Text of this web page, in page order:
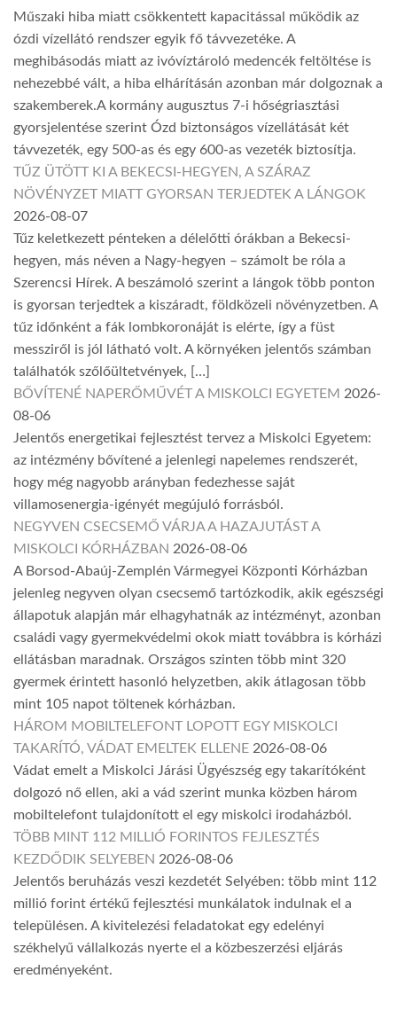
Műszaki hiba miatt csökkentett kapacitással működik az
ózdi vízellátó rendszer egyik fő távvezetéke. A
meghibásodás miatt az ivóvíztároló medencék feltöltése is
nehezebbé vált, a hiba elhárításán azonban már dolgoznak a
szakemberek.A kormány augusztus 7-i hőségriasztási
gyorsjelentése szerint Ózd biztonságos vízellátását két
távvezeték, egy 500-as és egy 600-as vezeték biztosítja.
TŰZ ÜTÖTT KI A BEKECSI-HEGYEN, A SZÁRAZ
NÖVÉNYZET MIATT GYORSAN TERJEDTEK A LÁNGOK
2026-08-07
Tűz keletkezett pénteken a délelőtti órákban a Bekecsi-
hegyen, más néven a Nagy-hegyen – számolt be róla a
Szerencsi Hírek. A beszámoló szerint a lángok több ponton
is gyorsan terjedtek a kiszáradt, földközeli növényzetben. A
tűz időnként a fák lombkoronáját is elérte, így a füst
messziről is jól látható volt. A környéken jelentős számban
találhatók szőlőültetvények, […]
BŐVÍTENÉ NAPERŐMŰVÉT A MISKOLCI EGYETEM 2026-
08-06
Jelentős energetikai fejlesztést tervez a Miskolci Egyetem:
az intézmény bővítené a jelenlegi napelemes rendszerét,
hogy még nagyobb arányban fedezhesse saját
villamosenergia-igényét megújuló forrásból.
NEGYVEN CSECSEMŐ VÁRJA A HAZAJUTÁST A
MISKOLCI KÓRHÁZBAN 2026-08-06
A Borsod-Abaúj-Zemplén Vármegyei Központi Kórházban
jelenleg negyven olyan csecsemő tartózkodik, akik egészségi
állapotuk alapján már elhagyhatnák az intézményt, azonban
családi vagy gyermekvédelmi okok miatt továbbra is kórházi
ellátásban maradnak. Országos szinten több mint 320
gyermek érintett hasonló helyzetben, akik átlagosan több
mint 105 napot töltenek kórházban.
HÁROM MOBILTELEFONT LOPOTT EGY MISKOLCI
TAKARÍTÓ, VÁDAT EMELTEK ELLENE 2026-08-06
Vádat emelt a Miskolci Járási Ügyészség egy takarítóként
dolgozó nő ellen, aki a vád szerint munka közben három
mobiltelefont tulajdonított el egy miskolci irodaházból.
TÖBB MINT 112 MILLIÓ FORINTOS FEJLESZTÉS
KEZDŐDIK SELYEBEN 2026-08-06
Jelentős beruházás veszi kezdetét Selyében: több mint 112
millió forint értékű fejlesztési munkálatok indulnak el a
településen. A kivitelezési feladatokat egy edelényi
székhelyű vállalkozás nyerte el a közbeszerzési eljárás
eredményeként.